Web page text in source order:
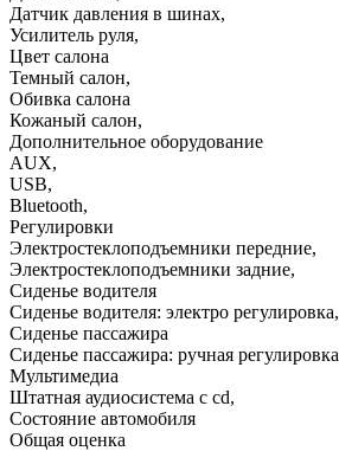
Датчик давления в шинах,
Усилитель руля,
Цвет салона
Темный салон,
Обивка салона
Кожаный салон,
Дополнительное оборудование
AUX,
USB,
Bluetooth,
Регулировки
Электростеклоподъемники передние,
Электростеклоподъемники задние,
Сиденье водителя
Сиденье водителя: электро регулировка,
Сиденье пассажира
Сиденье пассажира: ручная регулировка
Мультимедиа
Штатная аудиосистема с cd,
Состояние автомобиля
Общая оценка